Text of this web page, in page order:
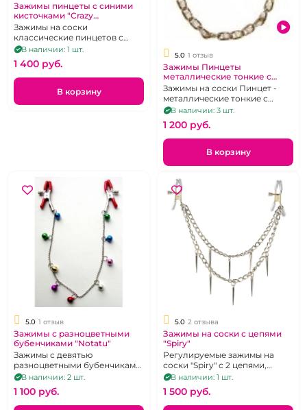
Зажимы пинцеты с синими
кисточками "Crazy
Handmade" .
Зажимы на соски
классические пинцетов с
синими кисточками на
концах.
В наличии: 1 шт.
1 400 pуб.
В корзину
5.0 1 отзыв
Зажимы Пинцеты
металлические тонкие с
золотой цепочкой
"Penthouse"
Зажимы на соски Пинцет -
металлические тонкие с
золотой цепочкой
В наличии: 3 шт.
1 200 pуб.
В корзину
5.0 1 отзыв
Зажимы с разноцветными
бубенчиками "Notatu"
Зажимы с девятью
разноцветными бубенчиками
на тонкой серебристой
В наличии: 2 шт.
1 100 pуб.
5.0 2 отзыва
Зажимы на соски с цепями
"Spiry"
Регулируемые зажимы на
соски "Spiry" с 2 цепями,
украшенные шипами
В наличии: 1 шт.
1 500 pуб.